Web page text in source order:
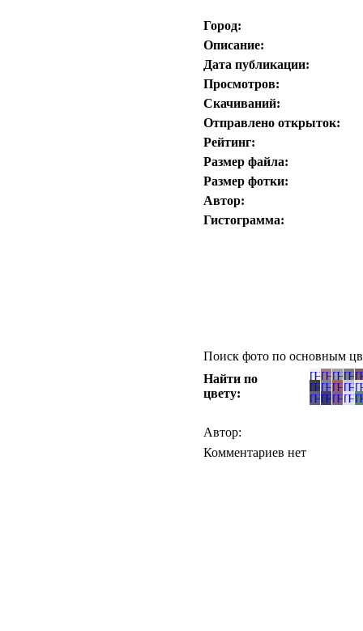
Город:
Описание:
Дата публикации:
Просмотров:
Скачиваний:
Отправлено открыток:
Рейтинг:
Размер файла:
Размер фотки:
Автор:
Гистограмма:
Поиск фото по основным
Найти по
цвету:
Автор:
Комментариев нет